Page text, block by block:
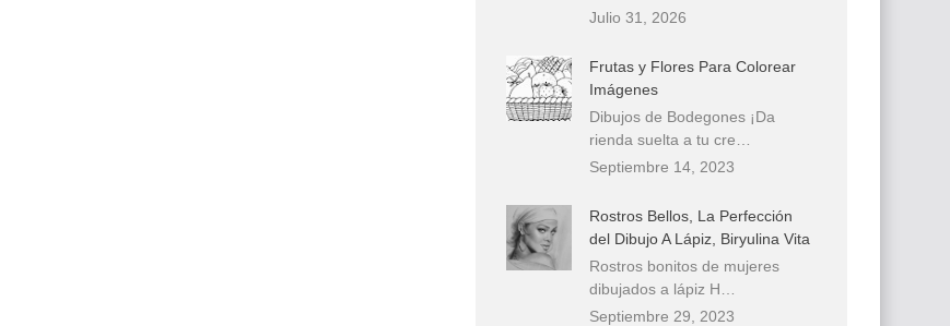
Julio 31, 2026
Frutas y Flores Para Colorear
Imágenes
Dibujos de Bodegones ¡Da
rienda suelta a tu cre…
Septiembre 14, 2023
Rostros Bellos, La Perfección
del Dibujo A Lápiz, Biryulina Vita
Rostros bonitos de mujeres
dibujados a lápiz H…
Septiembre 29, 2023